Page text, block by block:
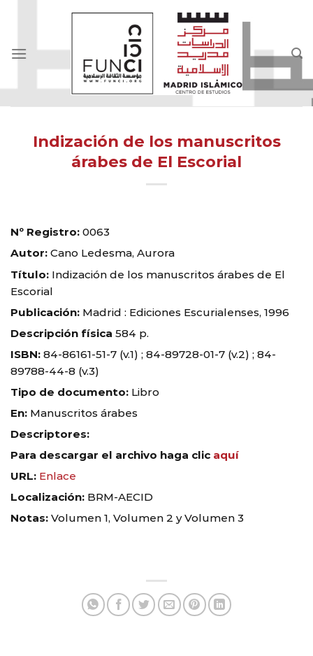
Indización de los manuscritos
árabes de El Escorial
Nº Registro: 0063
Autor: Cano Ledesma, Aurora
Título: Indización de los manuscritos árabes de El
Escorial
Publicación: Madrid : Ediciones Escurialenses, 1996
Descripción física 584 p.
ISBN: 84-86161-51-7 (v.1) ; 84-89728-01-7 (v.2) ; 84-
89788-44-8 (v.3)
Tipo de documento: Libro
En: Manuscritos árabes
Descriptores:
Para descargar el archivo haga clic aquí
URL: Enlace
Localización: BRM-AECID
Notas: Volumen 1, Volumen 2 y Volumen 3